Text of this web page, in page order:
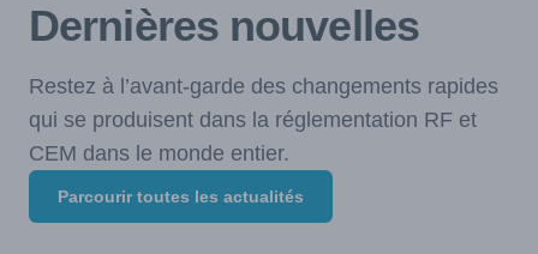
Dernières nouvelles
Restez à l’avant-garde des changements rapides
qui se produisent dans la réglementation RF et
CEM dans le monde entier.
Parcourir toutes les actualités